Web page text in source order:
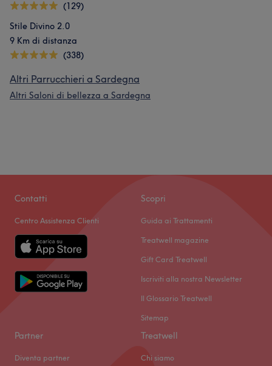
(129)
Stile Divino 2.0
9 Km di distanza
(338)
Altri Parrucchieri a Sardegna
Altri Saloni di bellezza a Sardegna
Contatti
Centro Assistenza Clienti
Scopri
Guida ai Trattamenti
Treatwell magazine
Gift Card Treatwell
Iscriviti alla nostra Newsletter
Il Glossario Treatwell
Sitemap
Partner
Diventa partner
Treatwell
Chi siamo